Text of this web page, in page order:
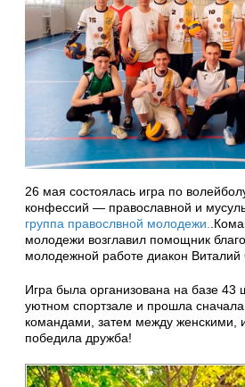
26 мая состоялась игра по
конфессий — православной и
группа правослвной молодежи.
молодежи возглавил помощник
молодежной работе диакон Виталий
Игра была организована на базе 43
уютном спортзале и прошла
командами, затем между женскими,
победила дружба!